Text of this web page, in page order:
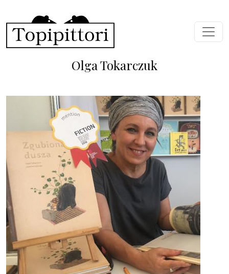
Olga Tokarczuk